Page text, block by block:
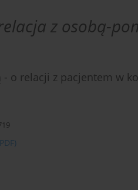
z osobą-
o relacji z pacjentem w